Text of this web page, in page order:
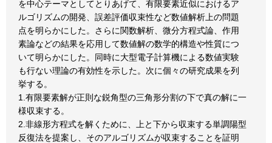
を中心テーマとしてとりあげて、有限要素近似におけるア
ルゴリズムの開発、誤差評価収束性など数値解析上の問題
点を明らかにした。さらに関数解析、微分方程式論、作用
素論などの結果を応用して数値解の数学的構造や性質につ
いて明らかにした。同時に大型電子計算機による数値実験
も行ない理論の有効性を示した。次に個々の研究成果を列
挙する。
1.有限要素解が正則な鋭角型の三角形分割の下で真の解に一
様収束する。
2.非線形方程式を解くために、上と下から収束する単調陽型
反復法を提案し、そのアルゴリズムが収束することを証明